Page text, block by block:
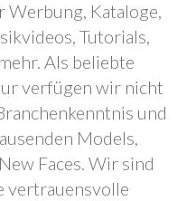
Kataloge,
Tutorials,
Als beliebte
verfügen wir nicht
und
Models,
Faces. Wir sind
vertrauensvolle